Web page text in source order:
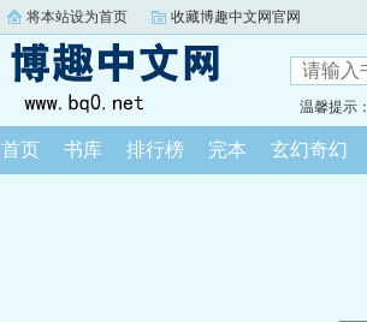
将本站设为首页 收藏博趣中文网官网
温馨提示
首页 书库 排行榜 完本 玄幻奇幻